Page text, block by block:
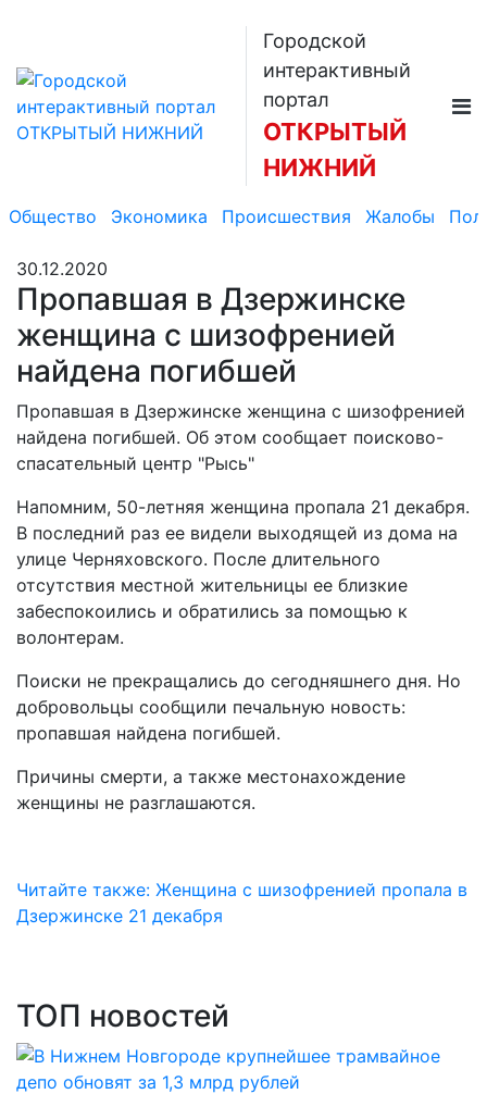
Городской
интерактивный
портал
ОТКРЫТЫЙ
НИЖНИЙ
Общество Экономика Происшествия Жалобы
30.12.2020
Пропавшая в Дзержинске
женщина с шизофренией
найдена погибшей
Пропавшая в Дзержинске женщина с шизофренией
найдена погибшей. Об этом сообщает поисково-
спасательный центр "Рысь"
Напомним, 50-летняя женщина пропала 21 декабря.
В последний раз ее видели выходящей из дома на
улице Черняховского. После длительного
отсутствия местной жительницы ее близкие
забеспокоились и обратились за помощью к
волонтерам.
Поиски не прекращались до сегодняшнего дня. Но
добровольцы сообщили печальную новость:
пропавшая найдена погибшей.
Причины смерти, а также местонахождение
женщины не разглашаются.
Читайте также: Женщина с шизофренией пропала в
Дзержинске 21 декабря
ТОП новостей